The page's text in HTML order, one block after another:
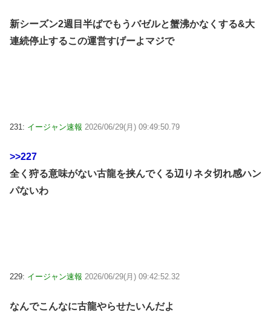
新シーズン2週目半ばでもうバゼルと蟹沸かなくする&大
連続停止するこの運営すげーよマジで
231: イージャン速報 2026/06/29(月) 09:49:50.79
>>227
全く狩る意味がない古龍を挟んでくる辺りネタ切れ感ハン
パないわ
229: イージャン速報 2026/06/29(月) 09:42:52.32
なんでこんなに古龍やらせたいんだよ